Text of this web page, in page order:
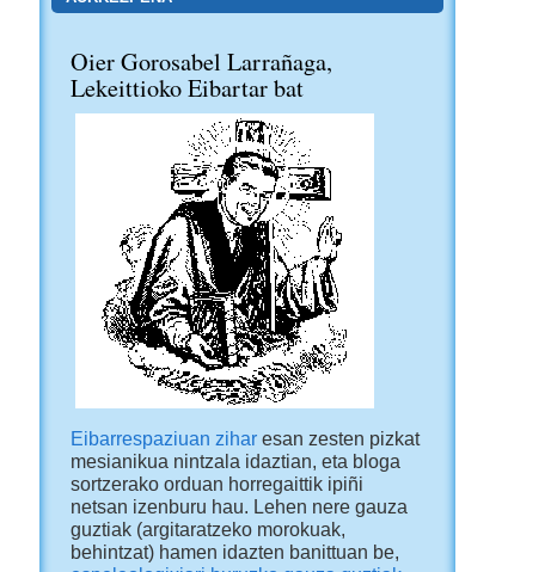
Oier Gorosabel Larrañaga,
Lekeittioko Eibartar bat
Eibarrespaziuan ziharesan zesten pizkat
mesianikua nintzala idaztian, eta bloga
sortzerako orduan horregaittik ipiñi
netsan izenburu hau. Lehen nere gauza
guztiak (argitaratzeko morokuak,
behintzat) hamen idazten banittuan be,